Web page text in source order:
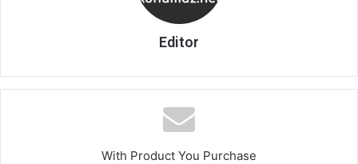
Editor
With Product You Purchase